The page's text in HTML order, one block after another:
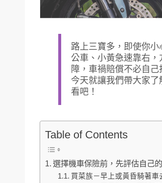
路上三寶多，即使你
公車、小黃急速靠右
障，車禍賠償不必自
今天就讓我們帶大家
看吧！
Table of Contents
選擇機車保險前，先評估自己
買菜族－早上或黃昏騎著車